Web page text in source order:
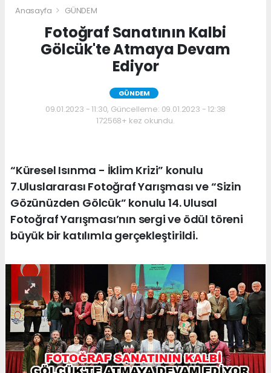
Anasayfa GÜNDEM
Fotoğraf Sanatının Kalbi
Gölcük'te Atmaya Devam
Ediyor
GÜNDEM
09.01.2023 - 11:30, Güncelleme: 09.01.2023 - 12:38
172568+ kez okundu.
“Küresel Isınma - İklim Krizi” konulu
7.Uluslararası Fotoğraf Yarışması ve “Sizin
Gözünüzden Gölcük” konulu 14. Ulusal
Fotoğraf Yarışması’nın sergi ve ödül töreni
büyük bir katılımla gerçekleştirildi.